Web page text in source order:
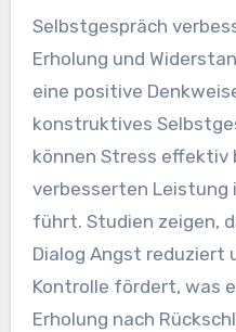
Selbstgespräch
Erholung und
eine positive
konstruktives
können Stress effektiv
verbesserten Leistung
führt. Studien zeigen,
Dialog Angst reduziert
Kontrolle fördert, was
Erholung nach